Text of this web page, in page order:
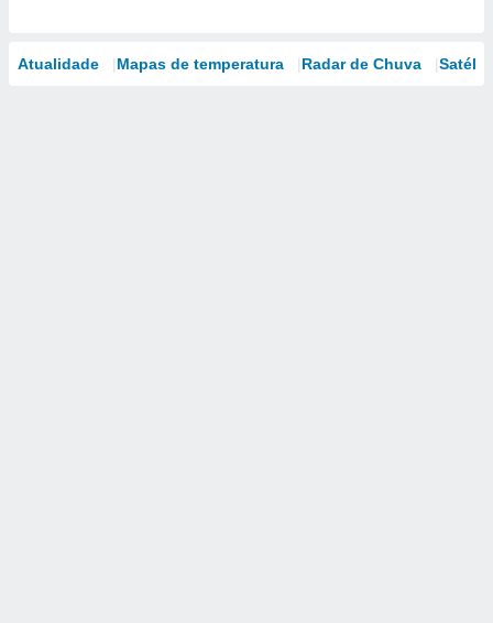
Atualidade Mapas de temperatura Radar de Chuva